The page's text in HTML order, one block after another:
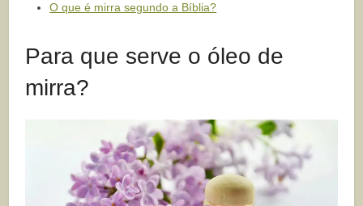
O que é mirra segundo a Bíblia?
Para que serve o óleo de
mirra?